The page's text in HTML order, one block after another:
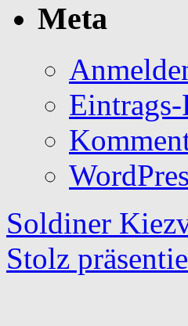
Meta
Eintrags-
Soldiner
Stolz